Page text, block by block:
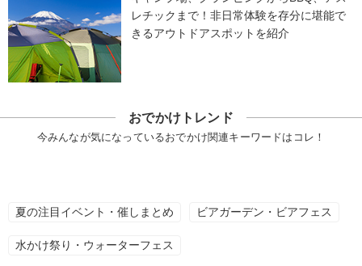
レチックまで！非日常体験を存分に堪能で
きるアウトドアスポットを紹介
おでかけトレンド
今みんなが気になっているおでかけ関連キーワードはコレ！
夏の注目イベント・催しまとめ ビアガーデン・ビアフェス
水かけ祭り・ウォーターフェス